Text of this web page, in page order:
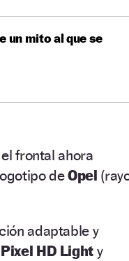
un mito al que se
frontal ahora
deOpel
adaptable y
HD Lighty